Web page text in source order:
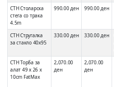
СТН Столарска
стега со трака
4.5m
990.00 ден 990.00 ден
СТН Стругалка
за стакло 40x95
330.00 ден 330.00 ден
СТН Торба за
алат 49 x 26 x
10cm FatMax
2,070.00
ден
2,070.00
ден